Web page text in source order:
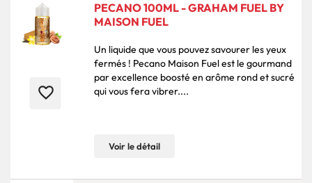
favorite_border
PECANO 100ML - GRAHAM FUEL BY
MAISON FUEL
Un liquide que vous pouvez savourer les yeux
fermés ! Pecano Maison Fuel est le gourmand
par excellence boosté en arôme rond et sucré
qui vous fera vibrer....
Voir le détail